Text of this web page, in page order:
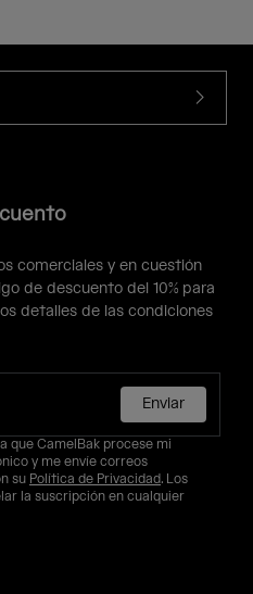
comerciales y en cuestión
de descuento del 10% para
detalles de las condiciones
Enviar
que CamelBak procese mi
y me envíe correos
su Política de Privacidad. Los
la suscripción en cualquier